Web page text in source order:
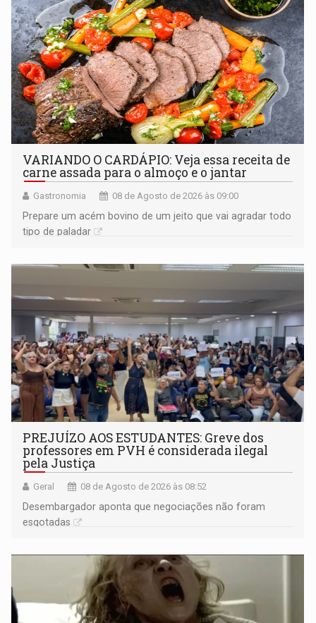
VARIANDO O CARDÁPIO: Veja essa receita de
carne assada para o almoço e o jantar
Gastronomia 08 de Agosto de 2026 às 09:00
Prepare um acém bovino de um jeito que vai agradar todo
tipo de paladar
PREJUÍZO AOS ESTUDANTES: Greve dos
professores em PVH é considerada ilegal
pela Justiça
Geral 08 de Agosto de 2026 às 08:52
Desembargador aponta que negociações não foram
esgotadas